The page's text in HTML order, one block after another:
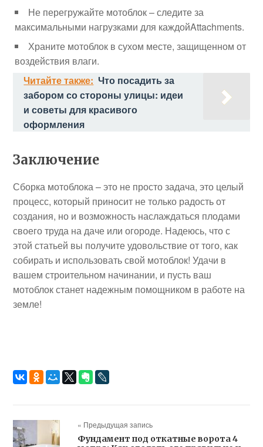
Не перегружайте мотоблок – следите за
максимальными нагрузками для каждойAttachments.
Храните мотоблок в сухом месте, защищенном от
воздействия влаги.
Читайте также: Что посадить за
забором со стороны улицы: идеи
и советы для красивого
оформления
Заключение
Сборка мотоблока – это не просто задача, это целый
процесс, который приносит не только радость от
создания, но и возможность наслаждаться плодами
своего труда на даче или огороде. Надеюсь, что с
этой статьей вы получите удовольствие от того, как
собирать и использовать свой мотоблок! Удачи в
вашем строительном начинании, и пусть ваш
мотоблок станет надежным помощником в работе на
земле!
« Предыдущая запись
Фундамент под откатные ворота 4